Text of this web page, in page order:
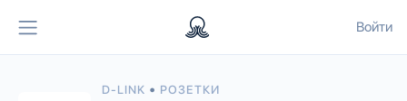
Войти
D-LINK • РОЗЕТКИ